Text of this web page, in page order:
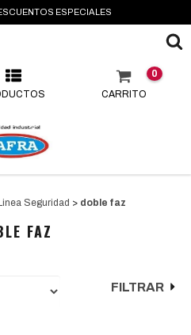
ESPECIALES
CARRITO
0
Linea Seguridad > doble faz
FAZ
FILTRAR